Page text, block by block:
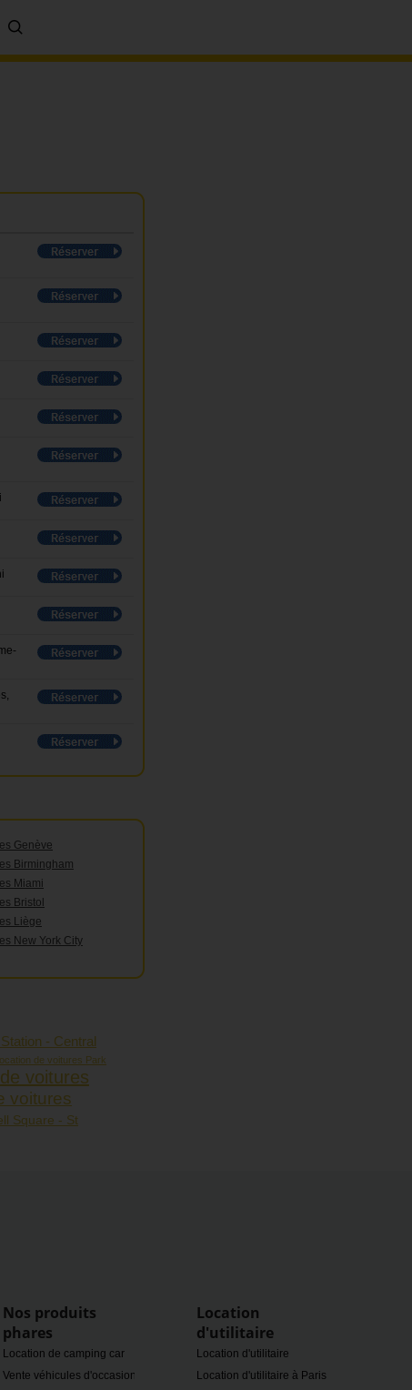
Genève
Birmingham
Miami
Bristol
Liège
New York City
- Central
de voitures Park
voitures
voitures
Square - St
Nos produits
phares
Location de camping car
Vente véhicules d'occasion
Location
d'utilitaire
Location d'utilitaire
Location d'utilitaire à Paris